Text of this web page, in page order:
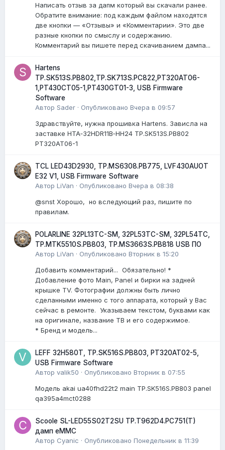
Написать отзыв за дапм который вы скачали ранее.
Обратите внимание: под каждым файлом находятся
две кнопки — «Отзывы» и «Комментарии». Это две
разные кнопки по смыслу и содержанию.
Комментарий вы пишете перед скачиванием дампа...
Hartens
TP.SK513S.PB802,TP.SK713S.PC822,PT320AT06-
1,PT430CT05-1,PT430GT01-3, USB Firmware
Software
Автор Sader · Опубликовано Вчера в 09:57
Здравствуйте, нужна прошивка Hartens. Зависла на
заставке HTA‑32HDR11B‑HH24 TP.SK513S.PB802
PT320AT06-1
TCL LED43D2930, TP.MS6308.PB775, LVF430AUOT
E32 V1, USB Firmware Software
Автор LiVan · Опубликовано Вчера в 08:38
@snst Хорошо, но вследующий раз, пишите по
правилам.
POLARLINE 32PL13TC-SM, 32PL53TC-SM, 32PL54TC,
TP.MTK5510S.PB803, TP.MS3663S.PB818 USB ПО
Автор LiVan · Опубликовано Вторник в 15:20
Добавить комментарий... Обязательно! *
Добавление фото Main, Panel и бирки на задней
крышке TV. Фотографии должны быть лично
сделанными именно с того аппарата, который у Вас
сейчас в ремонте. Указываем текстом, буквами как
на оригинале, название ТВ и его содержимое.
* Бренд и модель...
LEFF 32H580T, TP.SK516S.PB803, PT320AT02-5,
USB Firmware Software
Автор valik50 · Опубликовано Вторник в 07:55
Модель akai ua40fhd22t2 main TP.SK516S.PB803 panel
qa395a4mct0288
Scoole SL-LED55S02T2SU TP.T962D4.PC751(T)
дамп eMMC
Автор Cyanic · Опубликовано Понедельник в 11:39